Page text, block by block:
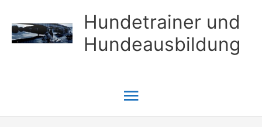
Inhalt
springen
Hundetrainer und
Hundeausbildung
Hauptmenü